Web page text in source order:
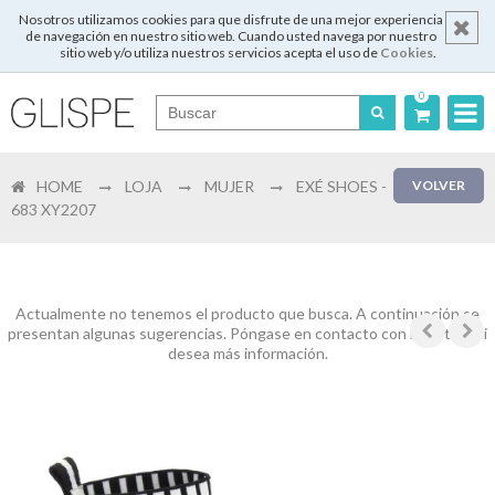
Nosotros utilizamos cookies para que disfrute de una mejor experiencia
de navegación en nuestro sitio web. Cuando usted navega por nuestro
sitio web y/o utiliza nuestros servicios acepta el uso de Cookies.
0
English
Registrar
VOLVER
HOME LOJA MUJER
EXÉ SHOES -
683 XY2207
Actualmente no tenemos el producto que busca. A continuación se
presentan algunas sugerencias. Póngase en contacto con nosotros si
desea más información.